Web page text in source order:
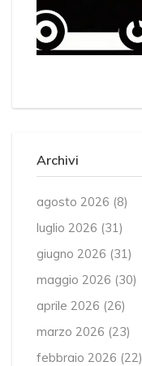
Archivi
agosto 2026 (8)
luglio 2026 (31)
giugno 2026 (31)
maggio 2026 (30)
aprile 2026 (26)
marzo 2026 (23)
febbraio 2026 (22)